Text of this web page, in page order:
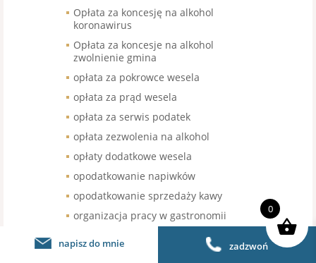
Opłata za koncesję na alkohol
koronawirus
Opłata za koncesje na alkohol
zwolnienie gmina
opłata za pokrowce wesela
opłata za prąd wesela
opłata za serwis podatek
opłata zezwolenia na alkohol
opłaty dodatkowe wesela
opodatkowanie napiwków
opodatkowanie sprzedaży kawy
organizacja pracy w gastronomii
organizacja pracy w restauracji
organizacja urodzin stawka VAT
napisz do mnie zadzwoń
0